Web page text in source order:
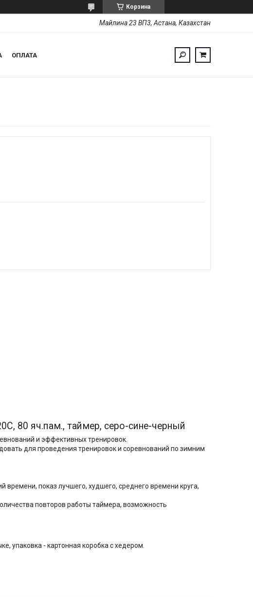
Корзина
Майлина 23 ВП3, Астана, Казахстан
ОПЛАТА
80 яч.пам., таймер, серо-сине-черный
и эффективных тренировок.
для проведения тренировок и соревнований по зимним
времени, показ лучшего, худшего, среднего времени круга,
повторов работы таймера, возможность
упаковка - картонная коробка с хедером.